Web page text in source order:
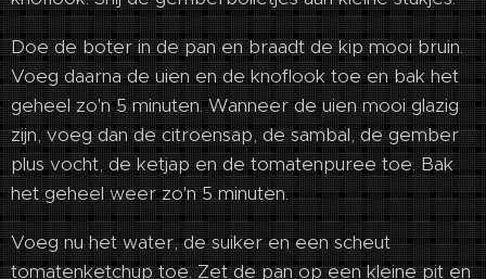
Doe de boter in de pan en braadt de kip mooi bruin.
Voeg daarna de uien en de knoflook toe en bak het
geheel zo'n 5 minuten. Wanneer de uien mooi glazig
zijn, voeg dan de citroensap, de sambal, de gember
plus vocht, de ketjap en de tomatenpuree toe. Bak
het geheel weer zo'n 5 minuten.
Voeg nu het water, de suiker en een scheut
tomatenketchup toe. Zet de pan op een kleine pit en